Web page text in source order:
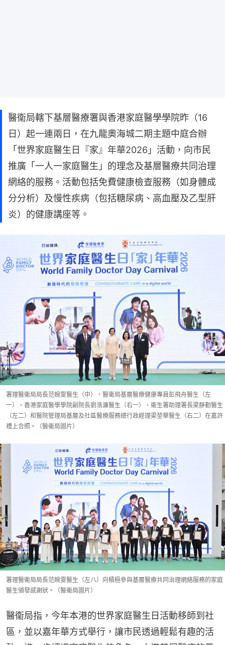
醫衞局轄下基層醫療署與香港家庭醫學學院昨（16
日）起一連兩日，在九龍奧海城二期主題中庭合辦
「世界家庭醫生日『家』年華2026」活動，向市民
推廣「一人一家庭醫生」的理念及基層醫療共同治理
網絡的服務。活動包括免費健康檢查服務（如身體成
分分析）及慢性疾病（包括糖尿病、高血壓及乙型肝
炎）的健康講座等。
署理醫衞局局長范婉雯醫生（中）、醫衞局基層醫療健康專員彭飛舟醫生（左
一）、香港家庭醫學學院副院長劉浩濂醫生（右一）、衞生署助理署長梁靜勤醫生
（左二）和醫院管理局基層及社區醫療服務總行政經理梁堃華醫生（右二）在嘉許
禮上合照。（醫衞局圖片）
署理醫衞局局長范婉雯醫生（左八）向積極參與基層醫療共同治理網絡服務的家庭
醫生頒發感謝狀。（醫衞局圖片）
醫衞局指，今年本港的世界家庭醫生日活動移師到社
區，並以嘉年華方式舉行，讓市民透過輕鬆有趣的活